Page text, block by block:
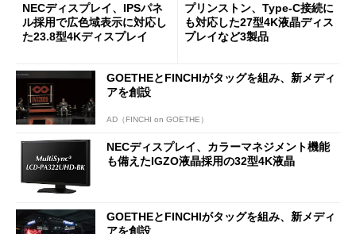
NECディスプレイ、IPSパネ
ル採用で広色域表示に対応し
た23.8型4Kディスプレイ
プリンストン、Type-C接続に
も対応した27型4K液晶ディス
プレイなど3製品
GOETHEとFINCHIがタッグを組み、新メディ
アを創設
AD（FINCHI on GOETHE）
NECディスプレイ、カラーマネジメント機能
も備えたIGZO液晶採用の32型4K液晶
GOETHEとFINCHIがタッグを組み、新メディ
アを創設